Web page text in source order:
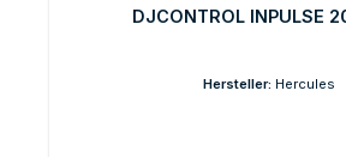
DJCONTROL INPULSE
Hersteller: Hercules